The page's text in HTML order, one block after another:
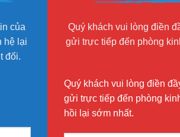
của
hệ lại
đối.
Quý khách vui lòng điền
gửi trực tiếp đến phòng
Quý khách vui lòng điền
gửi trực tiếp đến phòng
hồi lại sớm nhất.